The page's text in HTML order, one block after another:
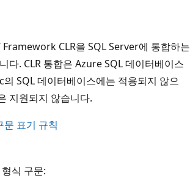
Framework CLR을 SQL Server에 통합하는
다. CLR 통합은 Azure SQL 데이터베이스
SQL 데이터베이스에는 적용되지 않으
지원되지 않습니다.
표기 규칙
식 구문: